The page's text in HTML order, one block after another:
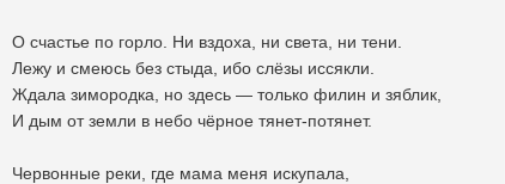
О счастье по горло. Ни вздоха, ни света, ни тени.
Лежу и смеюсь без стыда, ибо слëзы иссякли.
Ждала зимородка, но здесь — только филин и зяблик,
И дым от земли в небо чëрное тянет-потянет.
Червонные реки, где мама меня искупала,